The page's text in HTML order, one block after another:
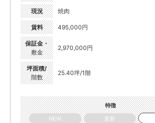
現況 焼肉
賃料 495,000円
保証金・
敷金
2,970,000円
坪面積/
階数
25.40坪/1階
特徴
NEW
更新